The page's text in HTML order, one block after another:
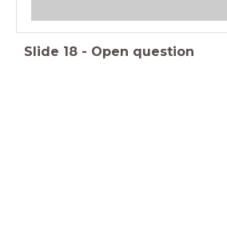
Slide 18 - Open question